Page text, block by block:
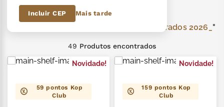
Incluir CEP Mais tarde
Dia dos Namorados 2026_
Dia dos Namorados 2026_
49 Produtos
Novidade!
59 pontos Kop
Club
Novidade!
159 pontos Kop
Club
4º trufa
nhá benta kopenhagen